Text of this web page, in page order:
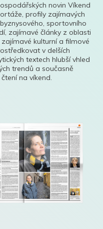
novin Víkend
profily zajímavých
sportovního
zajímavé články z oblasti
kulturní a filmové
v delších
textech hlubší vhled
trendů a současně
na víkend.